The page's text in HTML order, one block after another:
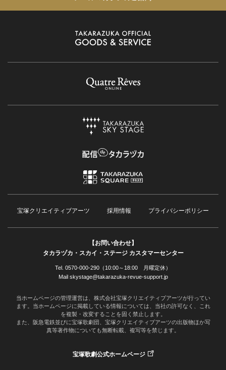
宝塚クリエイティブアーツ 採用情報 プライバシーポリシー
【お問い合わせ】
タカラヅカ・スカイ・ステージ カスタマーセンター
Tel. 0570-000-290（10:00～18:00 月曜定休）
Mail skystage@takarazuka-revue-support.jp
当ホームページの管理運営は、株式会社宝塚クリエイティブアーツが行ってい
ます。当ホームページに掲載している情報については、当社の許可なく、これ
を複製・改変することを固く禁止します。
また、阪急電鉄並びに宝塚歌劇団、宝塚クリエイティブアーツの出版物ほか写
真等著作物についても無断転載、複写等を禁じます。
宝塚歌劇公式ホームページ